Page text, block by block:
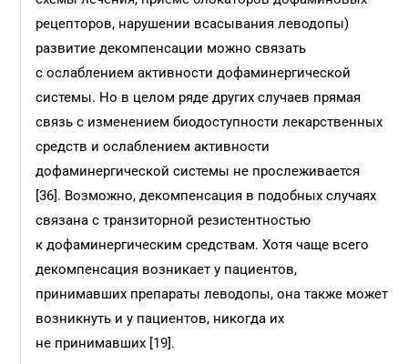
рецепторов, нарушении всасывания леводопы)
развитие декомпенсации можно связать
с ослаблением активности дофаминергической
системы. Но в целом ряде других случаев прямая
связь с изменением биодоступности лекарственных
средств и ослаблением активности
дофаминергической системы не прослеживается
[36]. Возможно, декомпенсация в подобных случаях
связана с транзиторной резистентностью
к дофаминергическим средствам. Хотя чаще всего
декомпенсация возникает у пациентов,
принимавших препараты леводопы, она также может
возникнуть и у пациентов, никогда их
не принимавших [19].